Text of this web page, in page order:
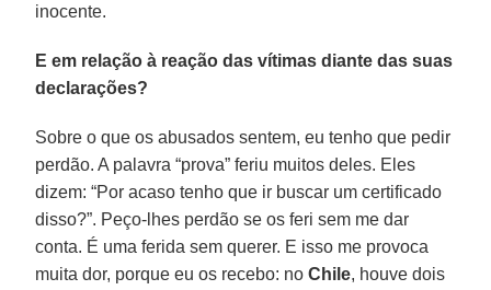
inocente.
E em relação à reação das vítimas diante das suas
declarações?
Sobre o que os abusados sentem, eu tenho que pedir
perdão. A palavra “prova” feriu muitos deles. Eles
dizem: “Por acaso tenho que ir buscar um certificado
disso?”. Peço-lhes perdão se os feri sem me dar
conta. É uma ferida sem querer. E isso me provoca
muita dor, porque eu os recebo: noChile, houve dois